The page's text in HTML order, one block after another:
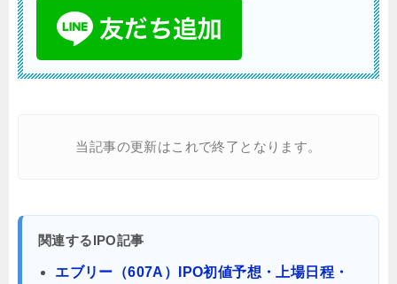
当記事の更新はこれで終了となります。
関連するIPO記事
エブリー（607A）IPO初値予想・上場日程・